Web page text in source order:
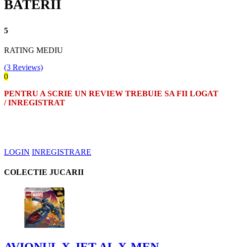
BATERII
5
RATING MEDIU
(3 Reviews)
0
PENTRU A SCRIE UN REVIEW TREBUIE SA FII LOGAT
/ INREGISTRAT
LOGIN INREGISTRARE
COLECTIE JUCARII